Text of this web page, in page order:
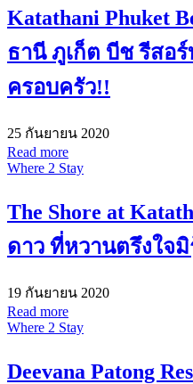
Katathani Phuket
ธานี ภูเก็ต บีช รีสอ
ครอบครัว!!
25 กันยายน 2020
Read more
Where 2 Stay
The Shore at
ดาว ที่หวานตรึงใจ
19 กันยายน 2020
Read more
Where 2 Stay
Deevana Patong